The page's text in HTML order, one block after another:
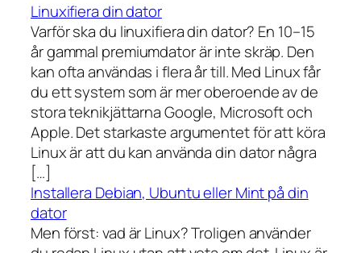
Linuxifiera din dator
Varför ska du linuxifiera din dator? En 10–15
år gammal premiumdator är inte skräp. Den
kan ofta användas i flera år till. Med Linux får
du ett system som är mer oberoende av de
stora teknikjättarna Google, Microsoft och
Apple. Det starkaste argumentet för att köra
Linux är att du kan använda din dator några
[…]
Installera Debian, Ubuntu eller Mint på din
dator
Men först: vad är Linux? Troligen använder